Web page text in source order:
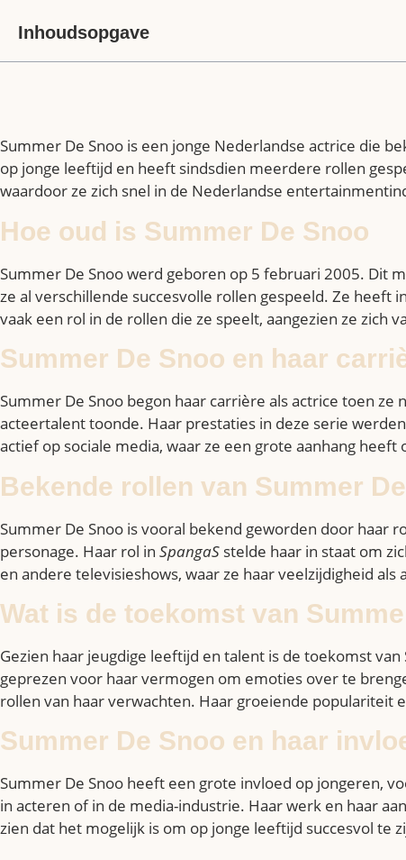
Inhoudsopgave
Summer De Snoo is een jonge Nederlandse actrice die
op jonge leeftijd en heeft sindsdien meerdere rollen
waardoor ze zich snel in de Nederlandse
Hoe oud is Summer De Snoo
Summer De Snoo werd geboren op 5 februari 2005. Dit
ze al verschillende succesvolle rollen gespeeld. Ze
vaak een rol in de rollen die ze speelt, aangezien ze zich
Summer De Snoo en haar
Summer De Snoo begon haar carrière als actrice toen
acteertalent toonde. Haar prestaties in deze serie
actief op sociale media, waar ze een grote aanhang
Bekende rollen van Summer
Summer De Snoo is vooral bekend geworden door haar
personage. Haar rol in SpangaS stelde haar in staat om
en andere televisieshows, waar ze haar veelzijdigheid
Wat is de toekomst van
Gezien haar jeugdige leeftijd en talent is de toekomst
geprezen voor haar vermogen om emoties over te
rollen van haar verwachten. Haar groeiende populariteit
Summer De Snoo en haar
Summer De Snoo heeft een grote invloed op jongeren,
in acteren of in de media-industrie. Haar werk en haar
zien dat het mogelijk is om op jonge leeftijd succesvol te